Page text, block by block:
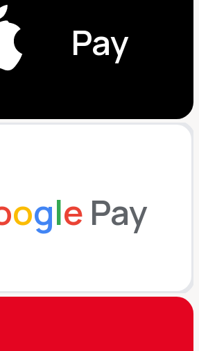
Pay
ogle Pay